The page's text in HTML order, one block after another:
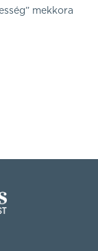
mekkora